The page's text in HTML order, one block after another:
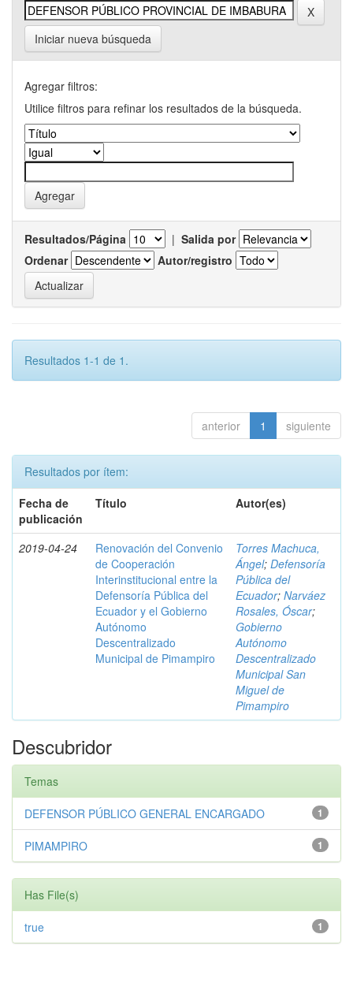
Iniciar nueva búsqueda
Agregar filtros:
Utilice filtros para refinar los resultados de la búsqueda.
Resultados/Página | Salida por
Ordenar
Autor/registro
Resultados 1-1 de 1.
anterior 1 siguiente
Resultados por ítem:
Fecha de
publicación
Título Autor(es)
2019-04-24
Renovación del Convenio
de Cooperación
Interinstitucional entre la
Defensoría Pública del
Ecuador y el Gobierno
Autónomo
Descentralizado
Municipal de Pimampiro
Torres Machuca,
Ángel; Defensoría
Pública del
Ecuador; Narváez
Rosales, Óscar;
Gobierno
Autónomo
Descentralizado
Municipal San
Miguel de
Pimampiro
Descubridor
Temas
1
DEFENSOR PÚBLICO GENERAL ENCARGADO
1
PIMAMPIRO
Has File(s)
1
true